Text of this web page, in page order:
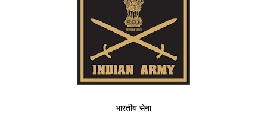
भारतीय सेना